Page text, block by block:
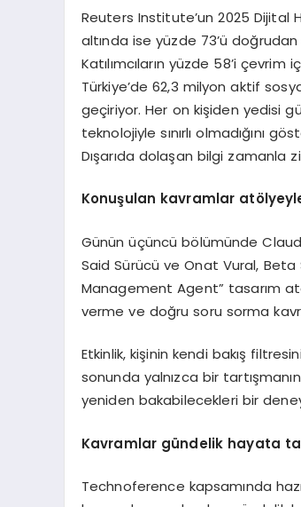
Reuters Institute’un 2025 Dijital
altında ise yüzde 73’ü
Katılımcıların yüzde 58’i
Türkiye’de 62,3 milyon aktif
geçiriyor. Her on kişiden yedisi
teknolojiyle sınırlı olmadığını
Dışarıda dolaşan bilgi zamanla
Konuşulan kavramlar
Günün üçüncü bölümünde
Said Sürücü ve Onat Vural, Beta
Management Agent” tasarım
verme ve doğru soru sorma
Etkinlik, kişinin kendi bakış
sonunda yalnızca bir
yeniden bakabilecekleri bir
Kavramlar gündelik hayata
Technoference kapsamında